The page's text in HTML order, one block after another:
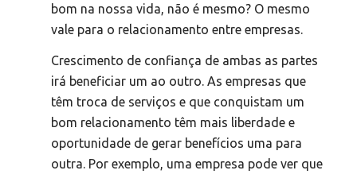
bom na nossa vida, não é mesmo? O mesmo
vale para o relacionamento entre empresas.
Crescimento de confiança de ambas as partes
irá beneficiar um ao outro. As empresas que
têm troca de serviços e que conquistam um
bom relacionamento têm mais liberdade e
oportunidade de gerar benefícios uma para
outra. Por exemplo, uma empresa pode ver que